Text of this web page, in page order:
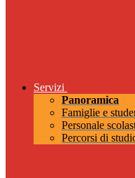
Servizi
Panoramica
Famiglie e
Personale
Percorsi di